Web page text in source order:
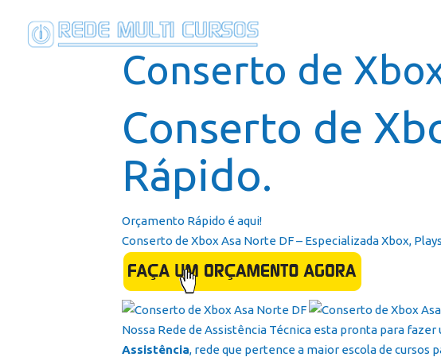
Conserto de
Conserto de
Rápido.
Orçamento Rápido é aqui!
Conserto de Xbox Asa Norte DF – Especializada Xbox,
Nossa Rede de Assistência Técnica esta pronta para
Assistência, rede que pertence a maior escola de cursos